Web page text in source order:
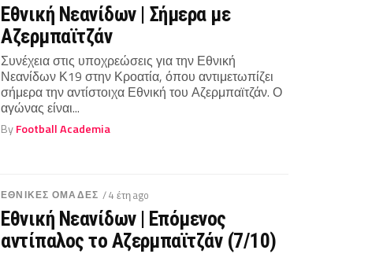
Εθνική Νεανίδων | Σήμερα με
Αζερμπαϊτζάν
Συνέχεια στις υποχρεώσεις για την Εθνική
Νεανίδων Κ19 στην Κροατία, όπου αντιμετωπίζει
σήμερα την αντίστοιχα Εθνική του Αζερμπαϊτζάν. Ο
αγώνας είναι...
ByFootball Academia
ΕΘΝΙΚΕΣ ΟΜΑΔΕΣ / 4 έτη ago
Εθνική Νεανίδων | Επόμενος
αντίπαλος το Αζερμπαϊτζάν (7/10)